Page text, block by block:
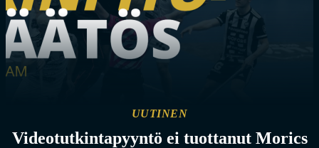
UUTINEN
Videotutkintapyyntö ei tuottanut Morics